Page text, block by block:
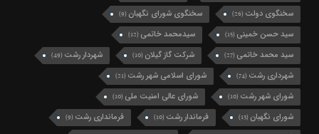
سخنگوی دولت (26) سخنگوی شورای نگهبان (9)
سید حسن خمینی (15) سیدمحمد خاتمی (12)
سید محمد خاتمی (27) شرکت گاز گیلان (10) شهردار رشت (49)
شهرداری رشت (74) شورای اسلامی شهر رشت (21)
شورای شهر رشت (10) شورای عالی امنیت ملی (10)
شورای نگهبان (13) فرماندار رشت (10) فرمانداری رشت (9)